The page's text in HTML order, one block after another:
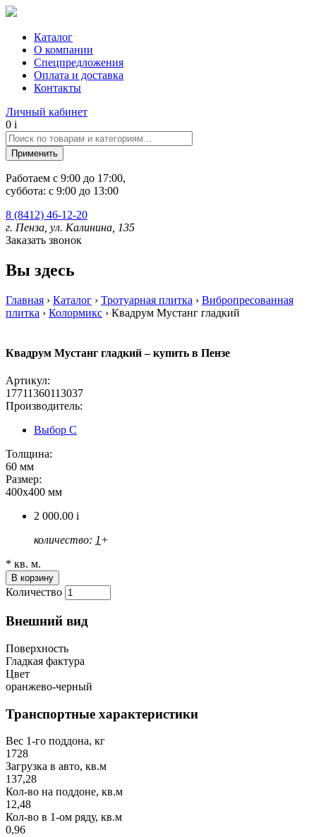
Каталог
О компании
Спецпредложения
Оплата и доставка
Контакты
Личный кабинет
0 i
Работаем c 9:00 до 17:00,
суббота: с 9:00 до 13:00
8 (8412) 46-12-20
г. Пенза, ул. Калинина, 135
Заказать звонок
Вы здесь
Главная › Каталог › Тротуарная плитка › Вибропресованная
плитка › Колормикс › Квадрум Мустанг гладкий
Квадрум Мустанг гладкий – купить в Пензе
Артикул:
17711360113037
Производитель:
Выбор С
Толщина:
60 мм
Размер:
400х400 мм
2 000.00 i
количество: 1+
* кв. м.
Количество
Внешний вид
Поверхность
Гладкая фактура
Цвет
оранжево-черный
Транспортные характеристики
Вес 1-го поддона, кг
1728
Загрузка в авто, кв.м
137,28
Кол-во на поддоне, кв.м
12,48
Кол-во в 1-ом ряду, кв.м
0,96